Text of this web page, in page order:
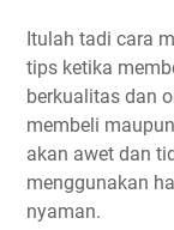
Itulah tadi cara
tips ketika
berkualitas dan
membeli
akan awet dan
menggunakan
nyaman.